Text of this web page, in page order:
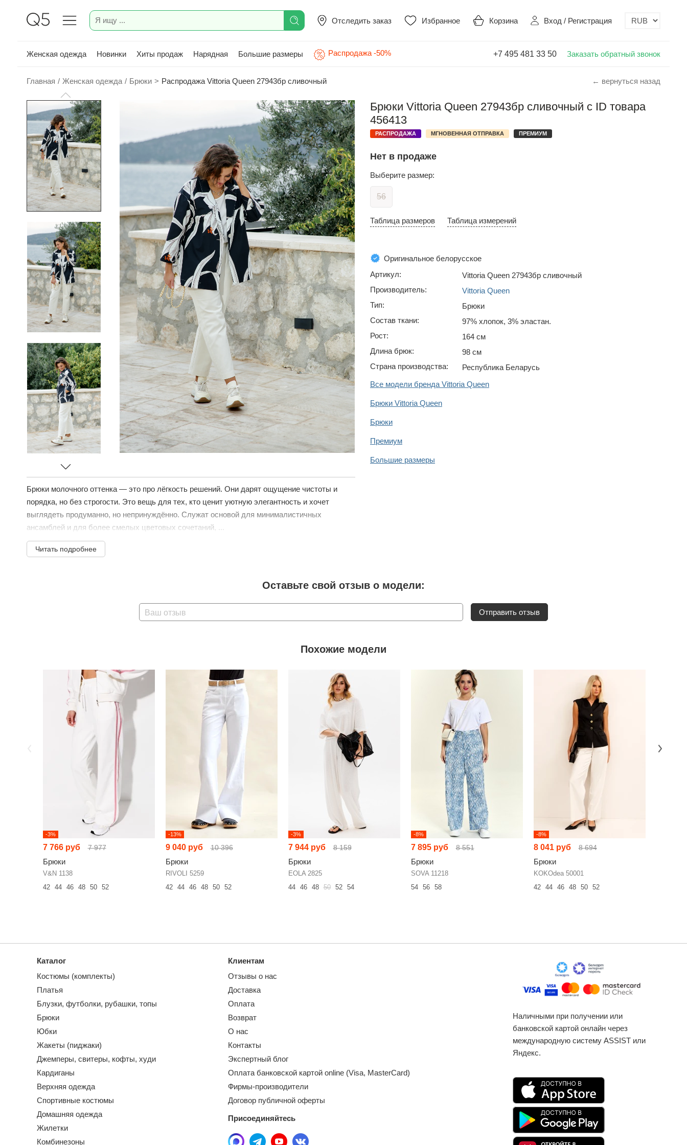
Отследить заказ Избранное Корзина Вход / Регистрация
Женская одежда Новинки Хиты продаж Нарядная Большие размеры Распродажа -50% +7 495 481 33 50 Заказать обратный звонок
Главная / Женская одежда / Брюки > Распродажа Vittoria Queen 27943бр сливочный ← вернуться назад
Брюки молочного оттенка — это про лёгкость решений. Они дарят ощущение чистоты и
порядка, но без строгости. Это вещь для тех, кто ценит уютную элегантность и хочет
выглядеть продуманно, но непринуждённо. Служат основой для минималистичных
ансамблей и для более смелых цветовых сочетаний, ...
Читать подробнее
Брюки Vittoria Queen 27943бр сливочный с ID товара
456413
РАСПРОДАЖА МГНОВЕННАЯ ОТПРАВКА ПРЕМИУМ
Нет в продаже
Выберите размер:
56
Таблица размеров Таблица измерений
Оригинальное белорусское
Артикул:
Vittoria Queen 27943бр сливочный
Производитель:
Vittoria Queen
Тип:
Брюки
Состав ткани:
97% хлопок, 3% эластан.
Рост:
164 см
Длина брюк:
98 см
Страна производства:
Республика Беларусь
Все модели бренда Vittoria Queen
Брюки Vittoria Queen
Брюки
Премиум
Большие размеры
Оставьте свой отзыв о модели:
Ваш отзыв Отправить отзыв
Похожие модели
-3%
7 766 руб 7 977
Брюки
V&N 1138
42
44 46 48 50 52
-13%
9 040 руб 10 396
Брюки
RIVOLI 5259
42
44 46 48 50 52
-3%
7 944 руб 8 159
Брюки
EOLA 2825
44
46 48 50 52 54
-8%
7 895 руб 8 551
Брюки
SOVA 11218
54
56 58
-8%
8 041 руб 8 694
Брюки
KOKOdea 50001
42
44 46 48 50 52
Каталог
Костюмы (комплекты)
Платья
Блузки, футболки, рубашки, топы
Брюки
Юбки
Жакеты (пиджаки)
Джемперы, свитеры, кофты, худи
Кардиганы
Верхняя одежда
Спортивные костюмы
Домашняя одежда
Жилетки
Комбинезоны
Клиентам
Отзывы о нас
Доставка
Оплата
Возврат
О нас
Контакты
Экспертный блог
Оплата банковской картой online (Visa, MasterCard)
Фирмы-производители
Договор публичной оферты
Присоединяйтесь
Наличными при получении или
банковской картой онлайн через
международную систему ASSIST или
Яндекс.